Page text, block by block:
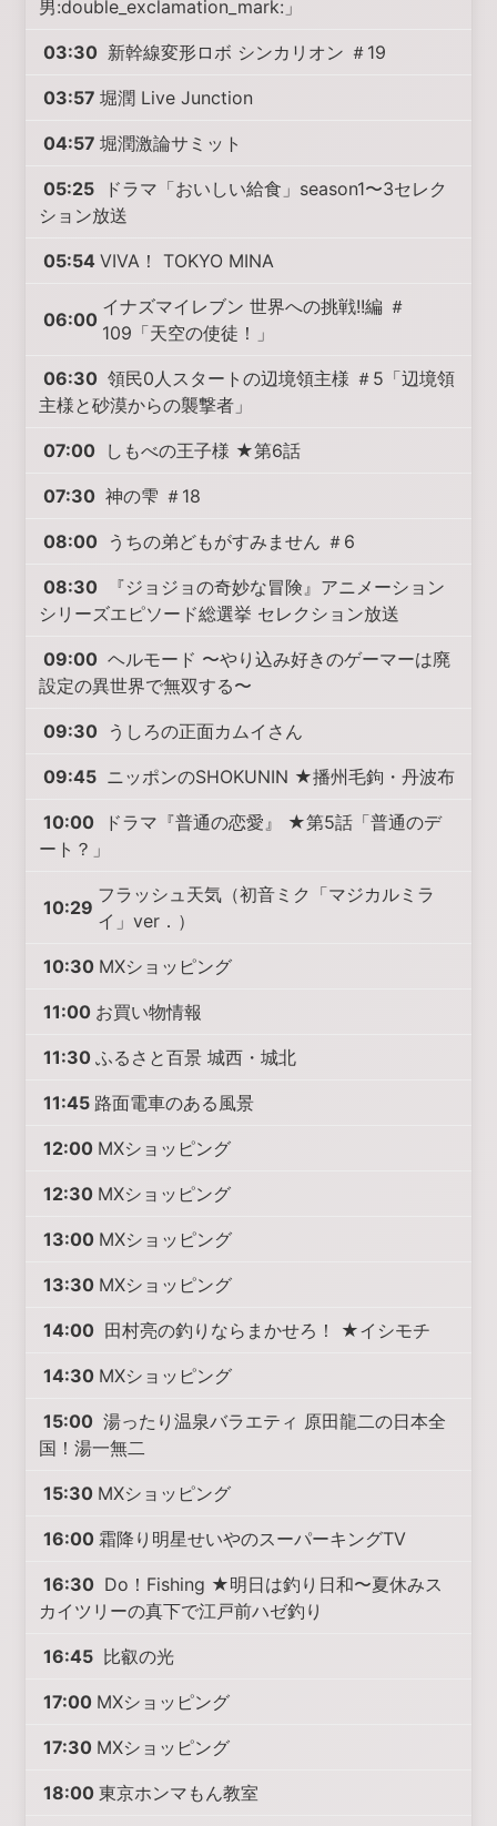
男:double_exclamation_mark:」
03:30 新幹線変形ロボ シンカリオン ＃19
03:57 堀潤 Live Junction
04:57 堀潤激論サミット
05:25
ドラマ「おいしい給食」season1〜3セレク
ション放送
05:54 VIVA！ TOKYO MINA
06:00
イナズマイレブン 世界への挑戦!!編 ＃
109「天空の使徒！」
06:30 領民0人スタートの辺境領主様 ＃5「辺境領
主様と砂漠からの襲撃者」
07:00 しもべの王子様 ★第6話
07:30 神の雫 ＃18
08:00 うちの弟どもがすみません ＃6
08:30
『ジョジョの奇妙な冒険』アニメーション
シリーズエピソード総選挙 セレクション放送
09:00 ヘルモード 〜やり込み好きのゲーマーは廃
設定の異世界で無双する〜
09:30 うしろの正面カムイさん
09:45 ニッポンのSHOKUNIN ★播州毛鉤・丹波布
10:00
ドラマ『普通の恋愛』 ★第5話「普通のデ
ート？」
10:29
フラッシュ天気（初音ミク「マジカルミラ
イ」ver．）
10:30 MXショッピング
11:00 お買い物情報
11:30 ふるさと百景 城西・城北
11:45 路面電車のある風景
12:00 MXショッピング
12:30 MXショッピング
13:00 MXショッピング
13:30 MXショッピング
14:00 田村亮の釣りならまかせろ！ ★イシモチ
14:30 MXショッピング
15:00 湯ったり温泉バラエティ 原田龍二の日本全
国！湯一無二
15:30 MXショッピング
16:00 霜降り明星せいやのスーパーキングTV
16:30 Do！Fishing ★明日は釣り日和〜夏休みス
カイツリーの真下で江戸前ハゼ釣り
16:45 比叡の光
17:00 MXショッピング
17:30 MXショッピング
18:00 東京ホンマもん教室